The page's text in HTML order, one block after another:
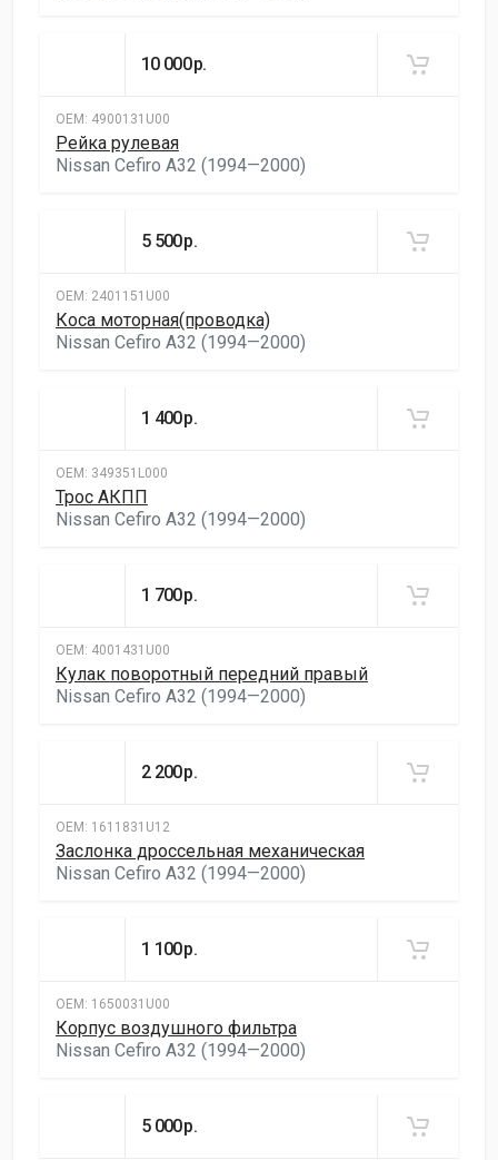
ОЕМ: 4900131U00
Рейка рулевая
Nissan Cefiro A32 (1994—2000)
10 000р.
ОЕМ: 2401151U00
Коса моторная(проводка)
Nissan Cefiro A32 (1994—2000)
5 500р.
ОЕМ: 349351L000
Трос АКПП
Nissan Cefiro A32 (1994—2000)
1 400р.
ОЕМ: 4001431U00
Кулак поворотный передний правый
Nissan Cefiro A32 (1994—2000)
1 700р.
ОЕМ: 1611831U12
Заслонка дроссельная механическая
Nissan Cefiro A32 (1994—2000)
2 200р.
ОЕМ: 1650031U00
Корпус воздушного фильтра
Nissan Cefiro A32 (1994—2000)
1 100р.
5 000р.